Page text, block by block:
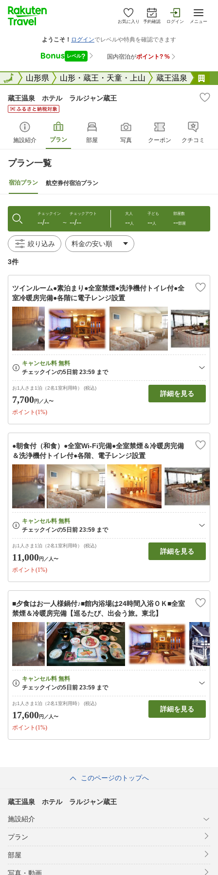
お気に入り 予約確認 ログイン メニュー
全国山形県 山形・蔵王・天童・上山 蔵王温泉
全国
蔵王温泉 ホテル ラルジャン蔵王
施設紹介 プラン 部屋 写真 クーポン クチコミ
プラン一覧
宿泊プラン 航空券付宿泊プラン
チェックイン
--/-- 〜
チェックアウト
--/--
大人
--人
子ども
--人
部屋数
--部屋
絞り込み
3件
ツインルーム●素泊まり●全室禁煙●洗浄機付トイレ付●全
室冷暖房完備●各階に電子レンジ設置
お1人さま1泊（2名1室利用時） (税込)
7,700円 ／人〜
ポイント(1%)
詳細を見る
●朝食付（和食）●全室Wi-Fi完備●全室禁煙＆冷暖房完備
＆洗浄機付トイレ付●各階、電子レンジ設置
お1人さま1泊（2名1室利用時） (税込)
11,000円 ／人〜
ポイント(1%)
詳細を見る
■夕食はお一人様鍋付♪■館内浴場は24時間入浴ＯＫ■全室
禁煙＆冷暖房完備【巡るたび、出会う旅。東北】
お1人さま1泊（2名1室利用時） (税込)
17,600円 ／人〜
ポイント(1%)
詳細を見る
このページのトップへ
蔵王温泉 ホテル ラルジャン蔵王
施設紹介
プラン
部屋
写真・動画